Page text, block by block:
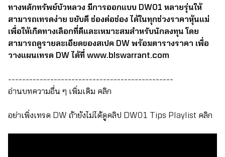
ทางหลักทรัพย์บัวหลวง มีการออกแบบ DW01 หลายรุ่นให้
สามารถเทรดง่าย ขยับดี ช่องต่อช่อง ได้ในทุกช่วงราคาหุ้นแม่
เพื่อให้เกิดทางเลือกที่ดีและเหมาะสมสำหรับนักลงทุน โดย
สามารถดูรายละเอียดของสเปค DW พร้อมตารางราคา เพื่อ
วางแผนเทรด DW ได้ที่www.blswarrant.com
-----------------------------------------------
อ่านบทความอื่น ๆ เพิ่มเติม คลิก
อย่าเพิ่งเทรด DW ถ้ายังไม่ได้ดูคลิป DW01 Tips Playlist คลิก